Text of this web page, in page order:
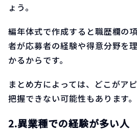
ょう。
編年体式で作成すると職歴欄の
者が応募者の経験や得意分野を
かるからです。
まとめ方によっては、どこがア
把握できない可能性もあります。
2.異業種での経験が多い人